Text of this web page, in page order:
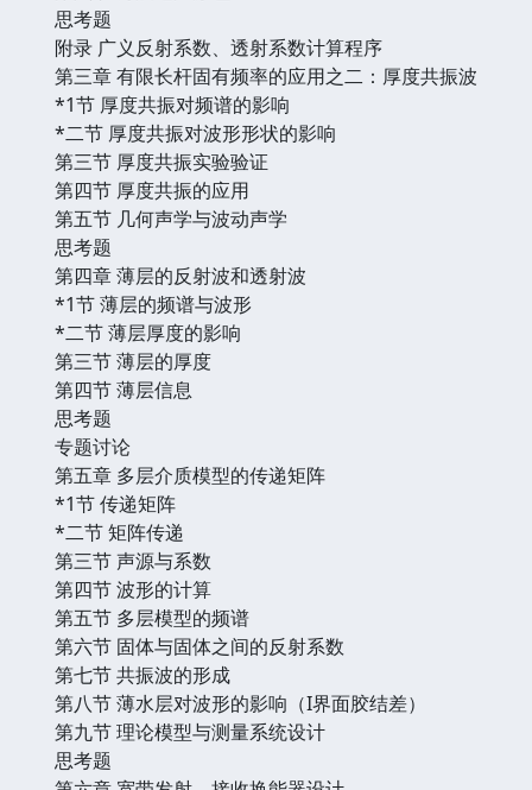
思考题
附录 广义反射系数、透射系数计算程序
第三章 有限长杆固有频率的应用之二：厚度共振波
*1节 厚度共振对频谱的影响
*二节 厚度共振对波形形状的影响
第三节 厚度共振实验验证
第四节 厚度共振的应用
第五节 几何声学与波动声学
思考题
第四章 薄层的反射波和透射波
*1节 薄层的频谱与波形
*二节 薄层厚度的影响
第三节 薄层的厚度
第四节 薄层信息
思考题
专题讨论
第五章 多层介质模型的传递矩阵
*1节 传递矩阵
*二节 矩阵传递
第三节 声源与系数
第四节 波形的计算
第五节 多层模型的频谱
第六节 固体与固体之间的反射系数
第七节 共振波的形成
第八节 薄水层对波形的影响（I界面胶结差）
第九节 理论模型与测量系统设计
思考题